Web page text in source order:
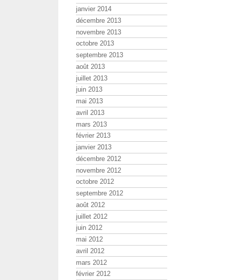
janvier 2014
décembre 2013
novembre 2013
octobre 2013
septembre 2013
août 2013
juillet 2013
juin 2013
mai 2013
avril 2013
mars 2013
février 2013
janvier 2013
décembre 2012
novembre 2012
octobre 2012
septembre 2012
août 2012
juillet 2012
juin 2012
mai 2012
avril 2012
mars 2012
février 2012